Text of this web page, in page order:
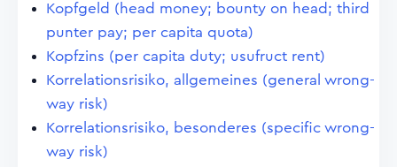
Kopfgeld (head money; bounty on head; third
punter pay; per capita quota)
Kopfzins (per capita duty; usufruct rent)
Korrelationsrisiko, allgemeines (general wrong-
way risk)
Korrelationsrisiko, besonderes (specific wrong-
way risk)